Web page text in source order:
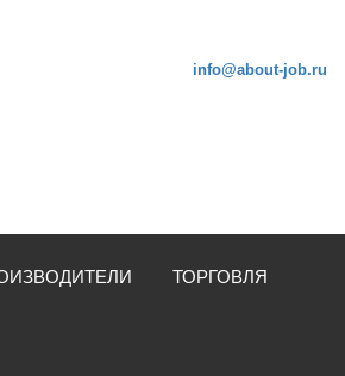
info@about-job.ru
ТОРГОВЛЯ